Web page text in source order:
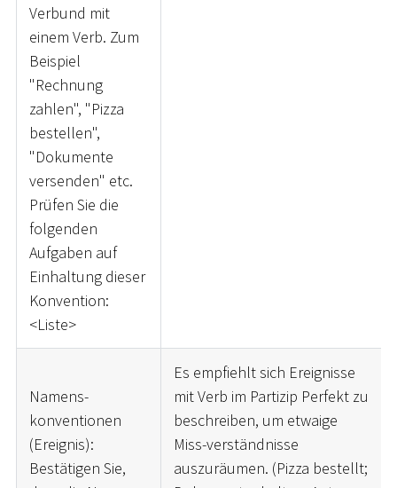
Verbund mit
einem Verb. Zum
Beispiel
"Rechnung
zahlen", "Pizza
bestellen",
"Dokumente
versenden" etc.
Prüfen Sie die
folgenden
Aufgaben auf
Einhaltung dieser
Konvention:
<Liste>
Namens-
konventionen
(Ereignis):
Bestätigen Sie,
Es empfiehlt sich Ereignisse
mit Verb im Partizip Perfekt zu
beschreiben, um etwaige
Miss-verständnisse
auszuräumen. (Pizza bestellt;